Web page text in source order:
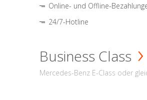
Online- und Offline-
24/7-Hotline
Business Class
Mercedes-Benz E-Class oder